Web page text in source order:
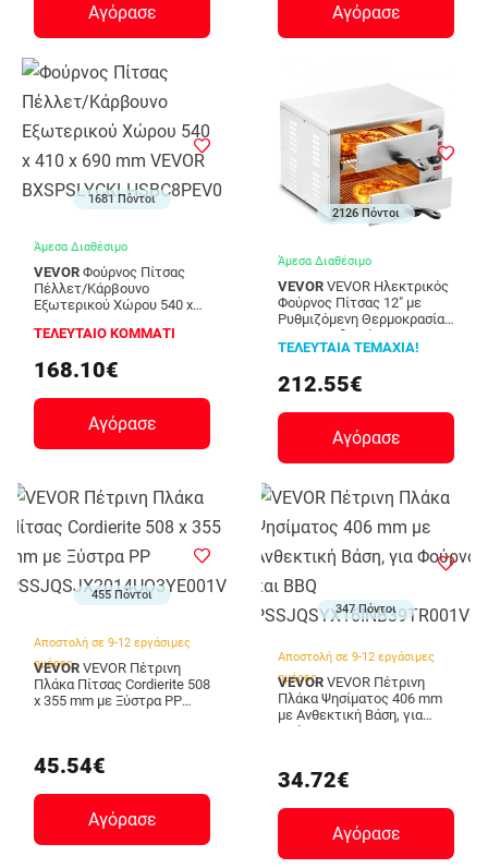
Αγόρασε Αγόρασε
1681 Πόντοι
Άμεσα Διαθέσιμο
VEVOR
Πέλλετ/Κάρβουνο
Εξωτερικού Χώρου 540 x
BXSPSLYCKLHSBC8PEV0
ΤΕΛΕΥΤΑΙΟ ΚΟΜΜΑΤΙ
168.10€
Αγόρασε
2126 Πόντοι
Άμεσα Διαθέσιμο
VEVOR
Φούρνος Πίτσας 12" με
Ρυθμιζόμενη Θερμοκρασία
και Χρονοδιακόπτη 1700W
CLMDRPSLSCSXXHD6UV2
ΤΕΛΕΥΤΑΙΑ ΤΕΜΑΧΙΑ!
212.55€
Αγόρασε
455 Πόντοι
Αποστολή σε 9-12 εργάσιμες
ημέρες
VEVOR
Πλάκα Πίτσας Cordierite 508
x 355 mm με Ξύστρα PP
45.54€
Αγόρασε
347 Πόντοι
Αποστολή σε 9-12 εργάσιμες
ημέρες
VEVOR
Πλάκα Ψησίματος 406 mm
με Ανθεκτική Βάση, για
Φούρνο και BBQ
34.72€
Αγόρασε